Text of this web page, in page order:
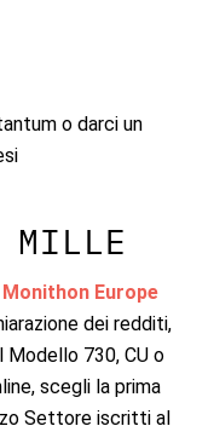
o darci un
Europe
dei redditi,
Modello 730, CU o
scegli la prima
Settore iscritti al